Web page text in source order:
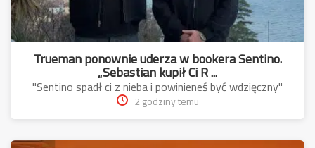
Trueman ponownie uderza w bookera Sentino.
„Sebastian kupił Ci R ...
"Sentino spadł ci z nieba i powinieneś być wdzięczny"
2 godziny temu